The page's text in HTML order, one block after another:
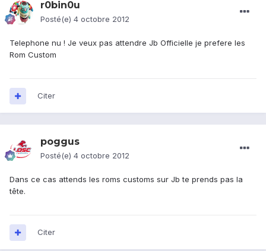
r0bin0u
Posté(e) 4 octobre 2012
Telephone nu ! Je veux pas attendre Jb Officielle je prefere les
Rom Custom
Citer
poggus
Posté(e) 4 octobre 2012
Dans ce cas attends les roms customs sur Jb te prends pas la
tête.
Citer